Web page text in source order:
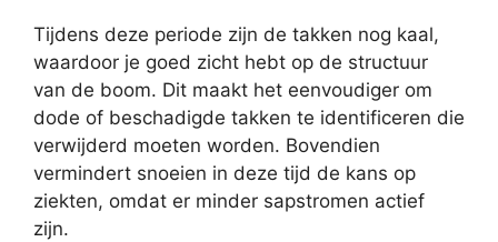
Tijdens deze periode zijn de takken nog kaal,
waardoor je goed zicht hebt op de structuur
van de boom. Dit maakt het eenvoudiger om
dode of beschadigde takken te identificeren die
verwijderd moeten worden. Bovendien
vermindert snoeien in deze tijd de kans op
ziekten, omdat er minder sapstromen actief
zijn.